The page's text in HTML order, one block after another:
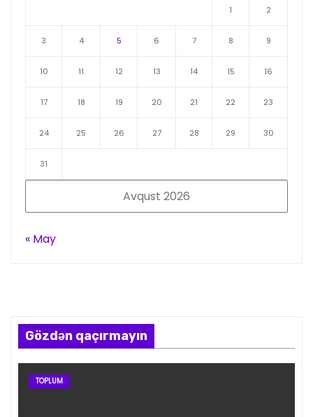
Avqust 2026
1 2
3 4 5 6 7 8 9
10 11 12 13 14 15 16
17 18 19 20 21 22 23
24 25 26 27 28 29 30
31
« May
Gözdən qaçırmayın
TOPLUM